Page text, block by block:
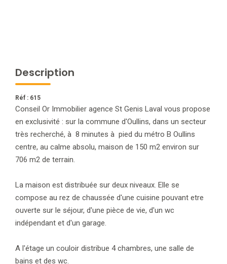
Description
Réf : 615
Conseil Or Immobilier agence St Genis Laval vous propose
en exclusivité : sur la commune d'Oullins, dans un secteur
très recherché, à 8 minutes à pied du métro B Oullins
centre, au calme absolu, maison de 150 m2 environ sur
706 m2 de terrain.
La maison est distribuée sur deux niveaux. Elle se
compose au rez de chaussée d'une cuisine pouvant etre
ouverte sur le séjour, d'une pièce de vie, d'un wc
indépendant et d'un garage.
A l'étage un couloir distribue 4 chambres, une salle de
bains et des wc.